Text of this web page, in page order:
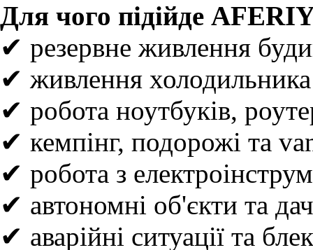
Для чого підійде
✔ резервне живлення
✔ живлення
✔ робота ноутбуків,
✔ кемпінг, подорожі та
✔ робота з
✔ автономні об'єкти та
✔ аварійні ситуації та